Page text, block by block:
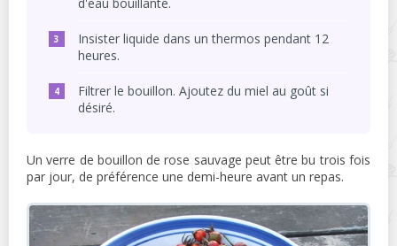
Insister liquide dans un thermos pendant 12
heures.
Filtrer le bouillon. Ajoutez du miel au goût si
désiré.
Un verre de bouillon de rose sauvage peut être bu trois fois
par jour, de préférence une demi-heure avant un repas.